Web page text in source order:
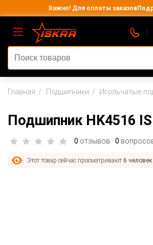
Важно! Для оплаты заказов
Главная Подшипники Игольчатые
Подшипник HK4516
0 отзывов 0
Этот товар сейчас просматривают 6 человек